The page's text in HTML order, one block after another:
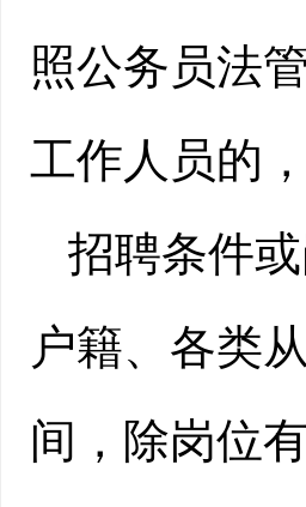
照公务员法
工作人员的
招聘条件
户籍、各类
间，除岗位